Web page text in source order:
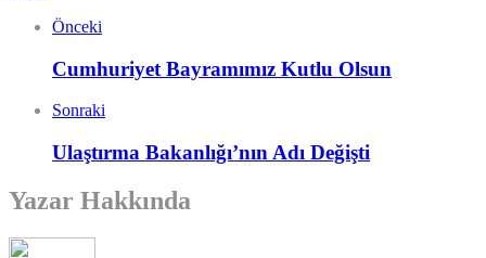
Önceki
Cumhuriyet Bayramımız Kutlu Olsun
Sonraki
Ulaştırma Bakanlığı’nın Adı Değişti
Yazar Hakkında